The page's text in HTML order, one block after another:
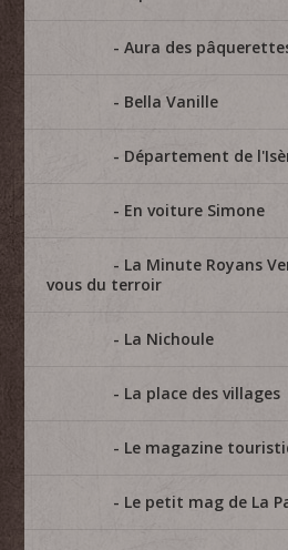
Aura des
Bella Vanille
Département de
En voiture Simone
La Minute Royans
vous du terroir
La Nichoule
La place des villages
Le magazine
Le petit mag de La